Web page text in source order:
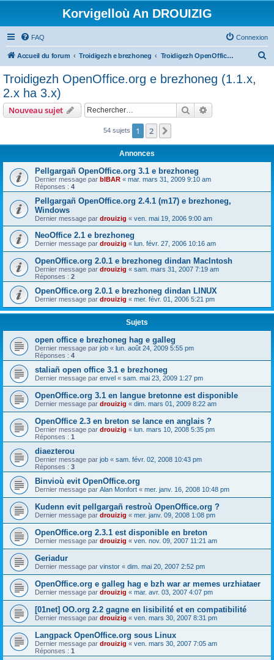
Korvigelloù An DROUIZIG
FAQ Connexion
Accueil du forum Troidigezh e brezhoneg Troidigezh OpenOffice.org e brezhoneg (1.1.x, 2.x ha 3.x)
c
Troidigezh OpenOffice.org e brezhoneg (1.1.x,
2.x ha 3.x)
Nouveau sujet Rechercher
54 sujets 1 2
Annonces
Pellgargañ OpenOffice.org 3.1 e brezhoneg
Dernier message par bIBAR « mar. mars 31, 2009 9:10 am
Réponses : 4
Pellgargañ OpenOffice.org 2.4.1 (m17) e brezhoneg,
Windows
Dernier message par drouizig « ven. mai 19, 2006 9:00 am
NeoOffice 2.1 e brezhoneg
Dernier message par drouizig « lun. févr. 27, 2006 10:16 am
OpenOffice.org 2.0.1 e brezhoneg dindan MacIntosh
Dernier message par drouizig « sam. mars 31, 2007 7:19 am
Réponses : 2
OpenOffice.org 2.0.1 e brezhoneg dindan LINUX
Dernier message par drouizig « mer. févr. 01, 2006 5:21 pm
Sujets
open office e brezhoneg hag e galleg
Dernier message par job « lun. août 24, 2009 5:55 pm
Réponses : 4
staliañ open office 3.1 e brezhoneg
Dernier message par envel « sam. mai 23, 2009 1:27 pm
OpenOffice.org 3.1 en langue bretonne est disponible
Dernier message par drouizig « dim. mars 01, 2009 8:22 am
OpenOffice 2.3 en breton se lance en anglais ?
Dernier message par drouizig « lun. mars 10, 2008 5:35 pm
Réponses : 1
diaezterou
Dernier message par job « sam. févr. 02, 2008 10:43 pm
Réponses : 3
Binvioù evit OpenOffice.org
Dernier message par Alan Monfort « mer. janv. 16, 2008 10:48 pm
Kudenn evit pellgargañ restroù OpenOffice.org ?
Dernier message par drouizig « mer. janv. 09, 2008 1:08 pm
OpenOffice.org 2.3.1 est disponible en breton
Dernier message par drouizig « ven. nov. 09, 2007 11:21 am
Geriadur
Dernier message par vinstor « dim. mai 20, 2007 2:52 pm
OpenOffice.org e galleg hag e bzh war ar memes urzhiataer
Dernier message par drouizig « mar. avr. 03, 2007 4:07 pm
[01net] OO.org 2.2 gagne en lisibilité et en compatibilité
Dernier message par drouizig « ven. mars 30, 2007 8:31 pm
Langpack OpenOffice.org sous Linux
Dernier message par drouizig « ven. mars 30, 2007 7:05 am
Réponses : 1